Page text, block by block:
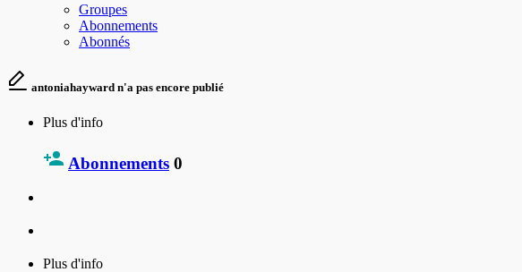
Groupes
Abonnements
Abonnés
antoniahayward n'a pas encore publié
Plus d'info
Abonnements 0
Plus d'info